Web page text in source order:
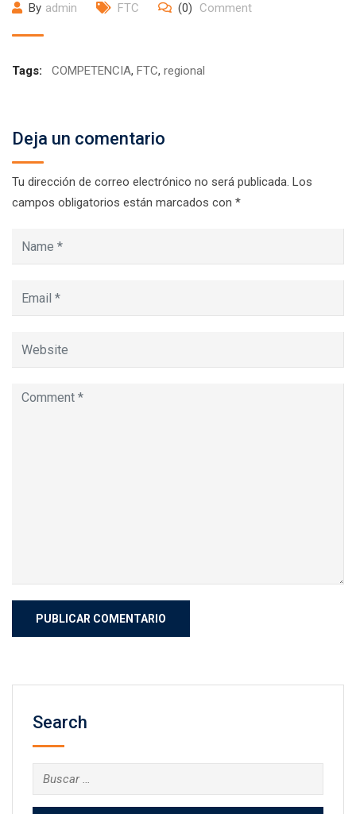
By admin FTC (0) Comment
Tags: COMPETENCIA, FTC, regional
Deja un comentario
Tu dirección de correo electrónico no será publicada. Los
campos obligatorios están marcados con *
Search
Buscar: